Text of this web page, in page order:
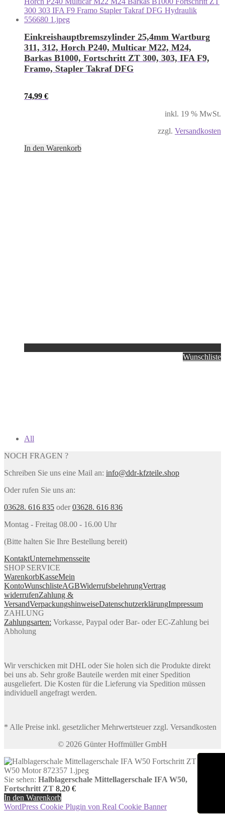
Einkreishauptbremszylinder 25,4mm Wartburg
311, 312, Horch P240, Multicar M22, M24,
Barkas B1000, Fortschritt ZT 300, 303, IFA F9,
Framo, Stapler Takraf DFG
74,99 €
inkl. 19 % MwSt.
zzgl. Versandkosten
In den Warenkorb
Wunschliste
All
NOCH FRAGEN ?
Schreiben Sie uns eine Mail an: info@ddr-kfzteile.shop
Oder rufen Sie uns an:
03628. 616 835 oder03628. 616 836
Montag - Freitag 08.00 - 16.00 Uhr
(Bitte halten Sie Ihre Bestellung bereit)
KontaktUnternehmensseite
SHOP SERVICE
WarenkorbKasseMein
KontoWunschlisteAGBWiderrufsbelehrungVertrag
widerrufenZahlung &
VersandVerpackungshinweiseDatenschutzerklärungImpressum
ZAHLUNG
Zahlungsarten: Vorkasse, Paypal oder Bar- oder EC-Zahlung bei
Abholung
Wir verschicken mit DHL oder Sie holen sich die Produkte direkt
bei uns ab. Sehr große Bauteile werden mit einer Spedition
ausgeliefert. Die Kosten für die Lieferung via Spedition müssen
individuell angefragt werden.
* Alle Preise inkl. gesetzlicher Mehrwertsteuer zzgl. Versandkosten
© 2026 Günter Hoffmüller GmbH
Sie sehen: Halblagerschale Mittellagerschale IFA W50,
Fortschritt ZT 8,20 €
In den Warenkorb
WordPress Cookie Plugin von Real Cookie Banner